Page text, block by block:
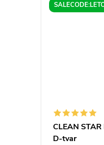
CLEAN
D-tvar